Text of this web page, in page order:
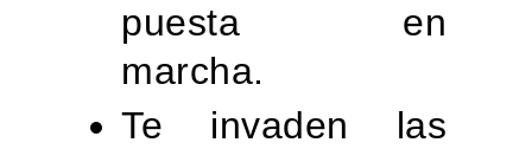
puesta en
marcha.
Te invaden las